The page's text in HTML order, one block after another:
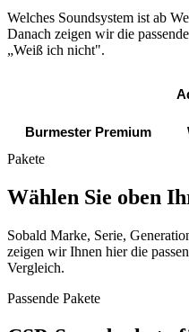
Welches Soundsystem ist ab
Danach zeigen wir die
„Weiß ich nicht".
Burmester Premium
Pakete
Wählen Sie oben
Sobald Marke, Serie,
zeigen wir Ihnen hier die
Vergleich.
Passende Pakete